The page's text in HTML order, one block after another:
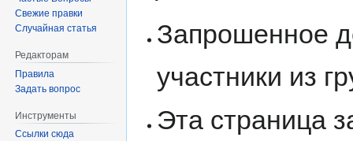
Запрошенное
участники из
Эта страница
Свежие правки
Случайная статья
Редакторам
Правила
Задать вопрос
Инструменты
Ссылки сюда